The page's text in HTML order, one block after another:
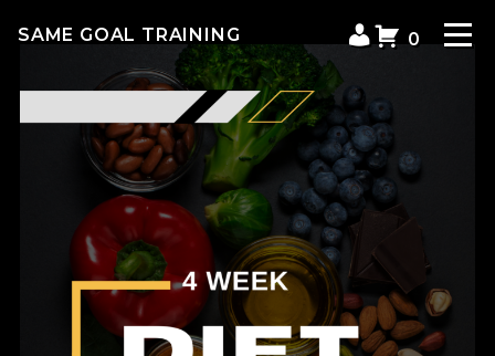
sisältöön
SAME GOAL TRAINING
KIRJAUDU
TAI0